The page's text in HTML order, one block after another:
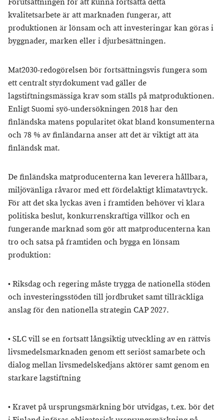
Förutsättningen för att kunna fortsätta detta
kvalitetsarbete är att marknaden fungerar, att
produktionen är lönsam och att investeringar kan göras i
byggnader, marken eller i djurbesättningen.
Mat2030-redogörelsen bör fortsättningsvis fungera som
ett centralt styrdokument vad gäller de
lagstiftningsmässiga krav som ställs på matproduktionen.
Enligt Suomi syö-undersökningen 2018 har den
finländska matens popularitet ökat bland konsumenterna
och 78 % av finländarna anser att det är viktigt att äta
finländsk mat.
De finländska matproducenterna kan leverera hållbara,
miljövänliga råvaror med ett fördelaktigt klimatavtryck.
För att det ska lyckas även i framtiden behöver vi klara
politiska beslut, konkurrenskraftiga villkor och en
fungerande marknad som gör att matproducenterna kan
tro och satsa på framtiden och bygga en lönsam
produktion:
•Riksdag och regering måste trygga de nationella stöden
och investeringsstöden till jordbruket samt tillräckliga
anslag för den nationella strategin CAP 2027.
•SLC vill se en fortsatt långsiktig utveckling av en rättvis
livsmedelsmarknaden genom ett seriöst samarbete och
dialog mellan livsmedelskedjans aktörer samt genom en
starkare lagstiftning
•Kravet på ursprungsmärkning bör utvidgas, t.ex. bör det